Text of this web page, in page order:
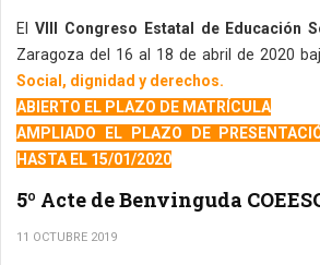
El VIII Congreso Estatal de Educación
Zaragoza del 16 al 18 de abril de 2020
Social, dignidad y derechos.
ABIERTO EL PLAZO DE MATRÍCULA
AMPLIADO EL PLAZO DE
HASTA EL 15/01/2020
5º Acte de Benvinguda
11 OCTUBRE 2019